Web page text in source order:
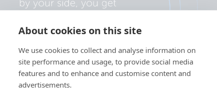
About cookies on this site
We use cookies to collect and analyse information on
site performance and usage, to provide social media
features and to enhance and customise content and
advertisements.